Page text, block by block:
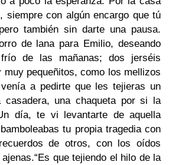
siempre con algún encargo que tú
también sin darte una pausa.
de lana para Emilio, deseando
de las mañanas; dos jerséis
muy pequeñitos, como los mellizos
a pedirte que les tejieras un
casadera, una chaqueta por si la
día, te vi levantarte de aquella
tu propia tragedia con
de otros, con los oídos
“Es que tejiendo el hilo de la